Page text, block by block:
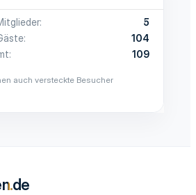
5
104
109
auch versteckte Besucher